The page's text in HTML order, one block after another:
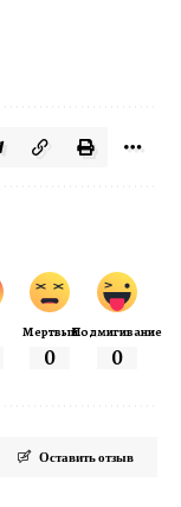
Мертвый
0
Подмигивание
0
Оставить отзыв